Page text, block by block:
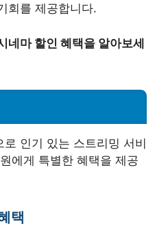
회를 제공합니다.
네마 할인 혜택을 알아보세
인기 있는 스트리밍 서비
에게 특별한 혜택을 제공
택